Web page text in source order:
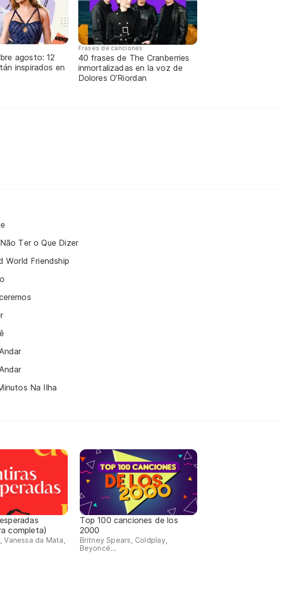
agosto: 12
inspirados en
Frases de canciones
40 frases de The Cranberries
inmortalizadas en la voz de
Dolores O’Riordan
Ter o Que Dizer
World Friendship
Na Ilha
completa)
Vanessa da Mata,
Top 100 canciones de los
2000
Britney Spears, Coldplay,
Beyoncé...